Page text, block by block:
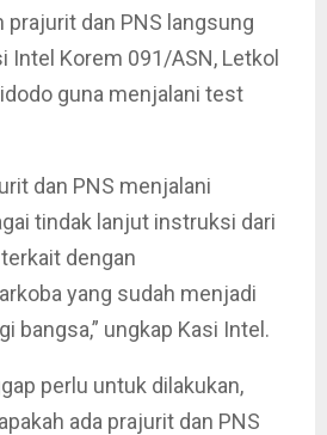
prajurit dan PNS langsung
Intel Korem 091/ASN, Letkol
guna menjalani test
dan PNS menjalani
tindak lanjut instruksi dari
dengan
yang sudah menjadi
bangsa,” ungkap Kasi Intel.
perlu untuk dilakukan,
ada prajurit dan PNS